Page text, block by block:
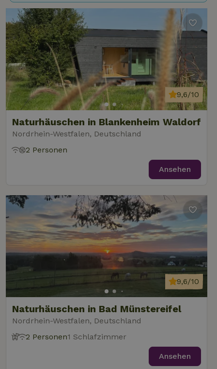
Naturhäuschen in Blankenheim Waldorf
Nordrhein-Westfalen, Deutschland
9,6/10
2 Personen
Ansehen
Naturhäuschen in Bad Münstereifel
Nordrhein-Westfalen, Deutschland
9,6/10
2 Personen1 Schlafzimmer
Ansehen